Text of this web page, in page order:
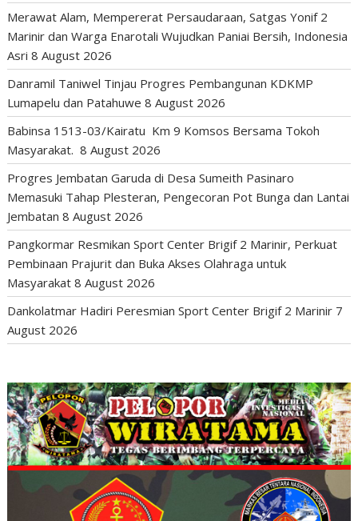
Merawat Alam, Mempererat Persaudaraan, Satgas Yonif 2
Marinir dan Warga Enarotali Wujudkan Paniai Bersih, Indonesia
Asri 8 August 2026
Danramil Taniwel Tinjau Progres Pembangunan KDKMP
Lumapelu dan Patahuwe 8 August 2026
Babinsa 1513-03/Kairatu Km 9 Komsos Bersama Tokoh
Masyarakat. 8 August 2026
Progres Jembatan Garuda di Desa Sumeith Pasinaro
Memasuki Tahap Plesteran, Pengecoran Pot Bunga dan Lantai
Jembatan 8 August 2026
Pangkormar Resmikan Sport Center Brigif 2 Marinir, Perkuat
Pembinaan Prajurit dan Buka Akses Olahraga untuk
Masyarakat 8 August 2026
Dankolatmar Hadiri Peresmian Sport Center Brigif 2 Marinir 7
August 2026